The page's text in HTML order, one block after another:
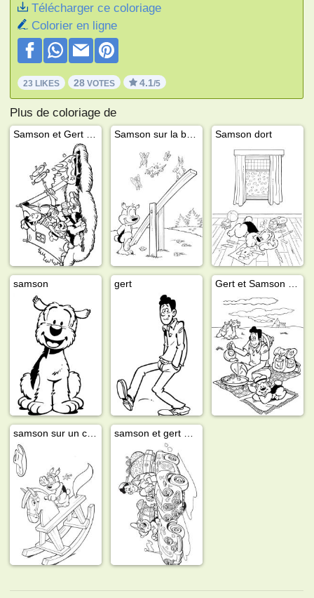
Télécharger ce coloriage
Colorier en ligne
23 LIKES 28 VOTES 4.1/5
Plus de coloriage de
Samson dort
samson gert